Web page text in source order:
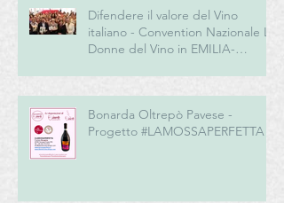
Difendere il valore del Vino
italiano - Convention Nazionale Le
Donne del Vino in EMILIA-
Bonarda Oltrepò Pavese -
Progetto #LAMOSSAPERFETTA